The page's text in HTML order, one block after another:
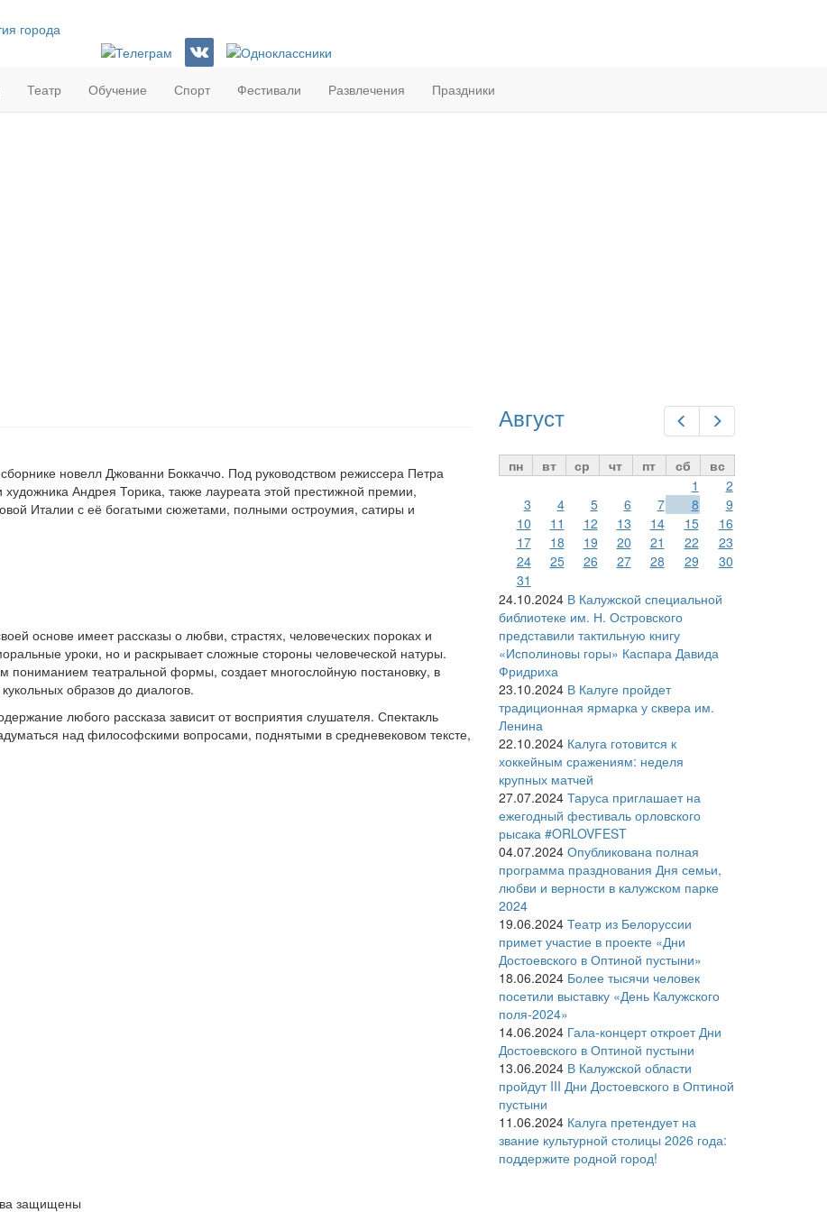
города
Театр Обучение Спорт Фестивали Развлечения Праздники
новелл Джованни Боккаччо. Под руководством режиссера Петра
Андрея Торика, также лауреата этой престижной премии,
Италии с её богатыми сюжетами, полными остроумия, сатиры и
основе имеет рассказы о любви, страстях, человеческих пороках и
уроки, но и раскрывает сложные стороны человеческой натуры.
пониманием театральной формы, создает многослойную постановку, в
образов до диалогов.
любого рассказа зависит от восприятия слушателя. Спектакль
над философскими вопросами, поднятыми в средневековом тексте,
Предыдущий
Август
пн вт ср чт пт сб
вс
1
2
3
4 5 6 7 8
9
10
11 12 13 14 15
16
17
18 19 20 21 22
23
24
25 26 27 28 29
30
31
24.10.2024 В Калужской специальной
библиотеке им. Н. Островского
представили тактильную книгу
«Исполиновы горы» Каспара Давида
Фридриха
23.10.2024 В Калуге пройдет
традиционная ярмарка у сквера им.
Ленина
22.10.2024 Калуга готовится к
хоккейным сражениям: неделя
крупных матчей
27.07.2024 Таруса приглашает на
ежегодный фестиваль орловского
рысака #ORLOVFEST
04.07.2024 Опубликована полная
программа празднования Дня семьи,
любви и верности в калужском парке
2024
19.06.2024 Театр из Белоруссии
примет участие в проекте «Дни
Достоевского в Оптиной пустыни»
18.06.2024 Более тысячи человек
посетили выставку «День Калужского
поля-2024»
14.06.2024 Гала-концерт откроет Дни
Достоевского в Оптиной пустыни
13.06.2024 В Калужской области
пройдут III Дни Достоевского в Оптиной
пустыни
11.06.2024 Калуга претендует на
звание культурной столицы 2026 года:
поддержите родной город!
защищены